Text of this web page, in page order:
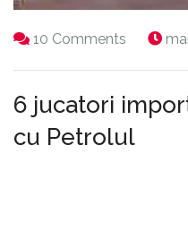
10 Comments
6 jucatori
cu Petrolul